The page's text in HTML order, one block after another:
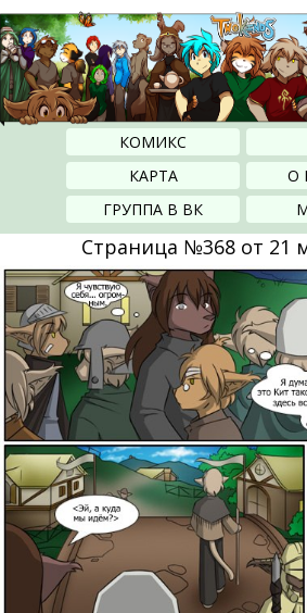
КОМИКС
КАРТА
О
ГРУППА В ВК
Страница №368 от 21